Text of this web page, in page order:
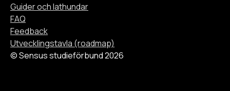
© Sensus studieförbund 2026
Guider och lathundar
FAQ
Feedback
Utvecklingstavla (roadmap)